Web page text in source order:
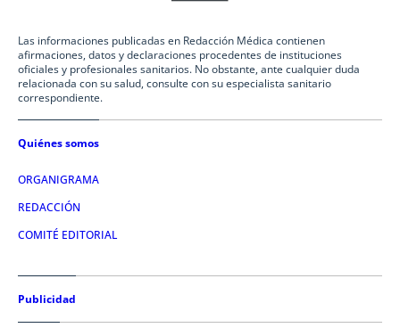
Las informaciones publicadas en Redacción Médica contienen
afirmaciones, datos y declaraciones procedentes de instituciones
oficiales y profesionales sanitarios. No obstante, ante cualquier duda
relacionada con su salud, consulte con su especialista sanitario
correspondiente.
Quiénes somos
ORGANIGRAMA
REDACCIÓN
COMITÉ EDITORIAL
Publicidad